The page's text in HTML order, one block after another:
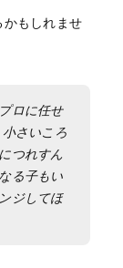
もしれませ
ロに任せ
さいころ
つれすん
る子もい
ジしてほ